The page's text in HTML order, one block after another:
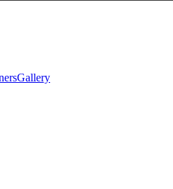
Gallery